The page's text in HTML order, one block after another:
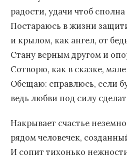
радости, удачи чтоб сполна
Постараюсь в жизни
и крылом, как ангел, от
Стану верным другом и
Сотворю, как в сказке,
Обещаю: справлюсь, если
ведь любви под силу
Накрывает счастье
рядом человечек,
И сопит тихонько